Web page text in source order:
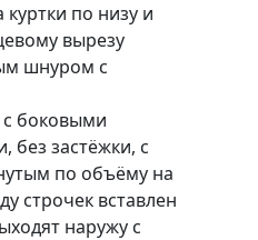
по низу и
вырезу
шнуром с
с боковыми
без застёжки, с
по объёму на
строчек вставлен
наружу с